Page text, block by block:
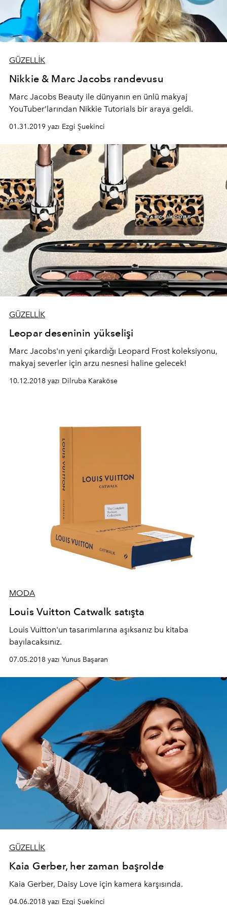
GÜZELLİK
Nikkie & Marc Jacobs randevusu
Marc Jacobs Beauty ile dünyanın en ünlü makyaj
YouTuber’larından Nikkie Tutorials bir araya geldi.
01.31.2019 yazı Ezgi Şuekinci
GÜZELLİK
Leopar deseninin yükselişi
Marc Jacobs'ın yeni çıkardığı Leopard Frost koleksiyonu,
makyaj severler için arzu nesnesi haline gelecek!
10.12.2018 yazı Dilruba Karaköse
MODA
Louis Vuitton Catwalk satışta
Louis Vuitton'un tasarımlarına aşıksanız bu kitaba
bayılacaksınız.
07.05.2018 yazı Yunus Başaran
GÜZELLİK
Kaia Gerber, her zaman başrolde
Kaia Gerber, Daisy Love için kamera karşısında.
04.06.2018 yazı Ezgi Şuekinci